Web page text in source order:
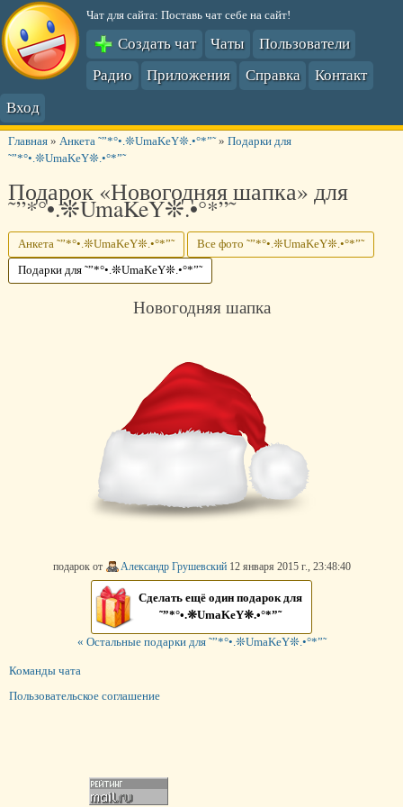
Чат для сайта: Поставь чат себе на сайт!
Создать чат Чаты
Пользователи
Радио
Приложения Справка
Контакт
Вход
Главная» Анкета ˜”*°•.❊UmaKeY❊.•°*”˜» Подарки для
˜”*°•.❊UmaKeY❊.•°*”˜
Подарок «Новогодняя шапка» для
˜”*°•.❊UmaKeY❊.•°*”˜
Анкета ˜”*°•.❊UmaKeY❊.•°*”˜ Все фото ˜”*°•.❊UmaKeY❊.•°*”˜
Подарки для ˜”*°•.❊UmaKeY❊.•°*”˜
Новогодняя шапка
подарок от Александр Грушевский12 января 2015 г., 23:48:40
Сделать ещё один подарок для
˜”*°•.❊UmaKeY❊.•°*”˜
« Остальные подарки для ˜”*°•.❊UmaKeY❊.•°*”˜
Команды чата
Пользовательское соглашение